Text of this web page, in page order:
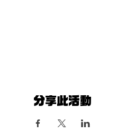
分享此活動